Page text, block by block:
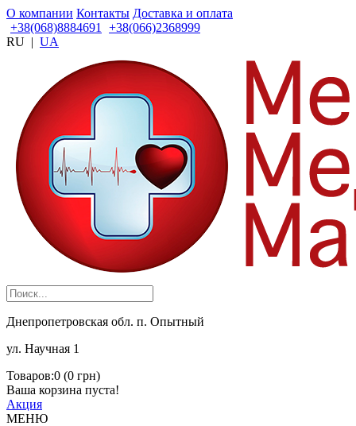
О компании Контакты Доставка и оплата
+38(068)8884691
+38(066)2368999
RU | UA
Днепропетровская обл. п. Опытный
ул. Научная 1
Товаров:0 (0 грн)
Ваша корзина пуста!
Акция
МЕНЮ